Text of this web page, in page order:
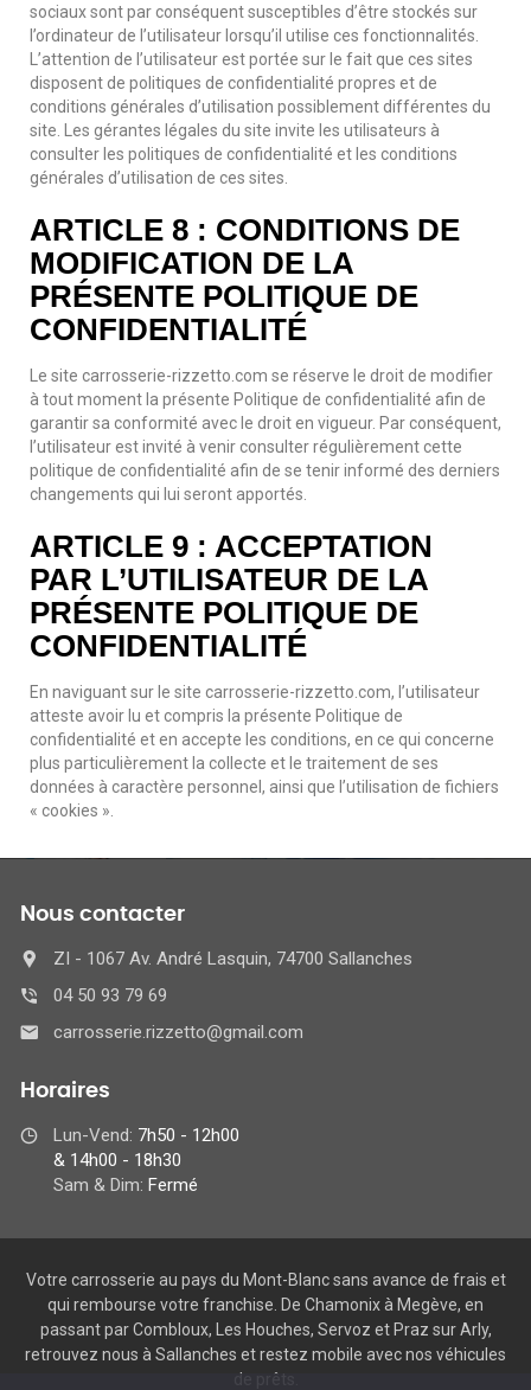
sociaux sont par conséquent susceptibles d’être stockés sur
l’ordinateur de l’utilisateur lorsqu’il utilise ces fonctionnalités.
L’attention de l’utilisateur est portée sur le fait que ces sites
disposent de politiques de confidentialité propres et de
conditions générales d’utilisation possiblement différentes du
site. Les gérantes légales du site invite les utilisateurs à
consulter les politiques de confidentialité et les conditions
générales d’utilisation de ces sites.
ARTICLE 8 : CONDITIONS DE
MODIFICATION DE LA
PRÉSENTE POLITIQUE DE
CONFIDENTIALITÉ
Le site carrosserie-rizzetto.com se réserve le droit de modifier
à tout moment la présente Politique de confidentialité afin de
garantir sa conformité avec le droit en vigueur. Par conséquent,
l’utilisateur est invité à venir consulter régulièrement cette
politique de confidentialité afin de se tenir informé des derniers
changements qui lui seront apportés.
ARTICLE 9 : ACCEPTATION
PAR L’UTILISATEUR DE LA
PRÉSENTE POLITIQUE DE
CONFIDENTIALITÉ
En naviguant sur le site carrosserie-rizzetto.com, l’utilisateur
atteste avoir lu et compris la présente Politique de
confidentialité et en accepte les conditions, en ce qui concerne
plus particulièrement la collecte et le traitement de ses
données à caractère personnel, ainsi que l’utilisation de fichiers
« cookies ».
Nous contacter
ZI - 1067 Av. André Lasquin, 74700 Sallanches
04 50 93 79 69
carrosserie.rizzetto@gmail.com
Horaires
Lun-Vend: 7h50 - 12h00
& 14h00 - 18h30
Sam & Dim: Fermé
Votre carrosserie au pays du Mont-Blanc sans avance de frais et
qui rembourse votre franchise. De Chamonix à Megève, en
passant par Combloux, Les Houches, Servoz et Praz sur Arly,
retrouvez nous à Sallanches et restez mobile avec nos véhicules
de prêts.